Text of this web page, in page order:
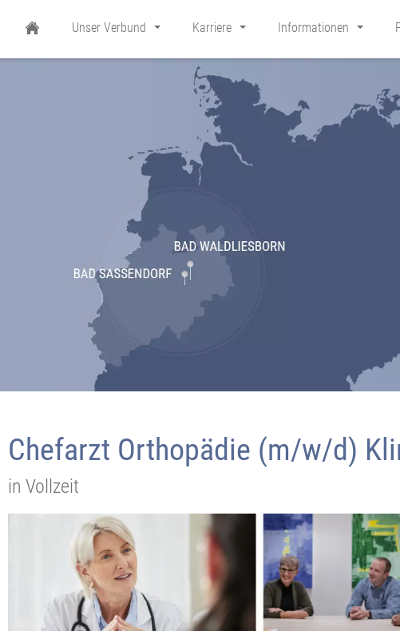
Unser Verbund Karriere Informationen
Chefarzt Orthopädie (m/w/d)
in Vollzeit